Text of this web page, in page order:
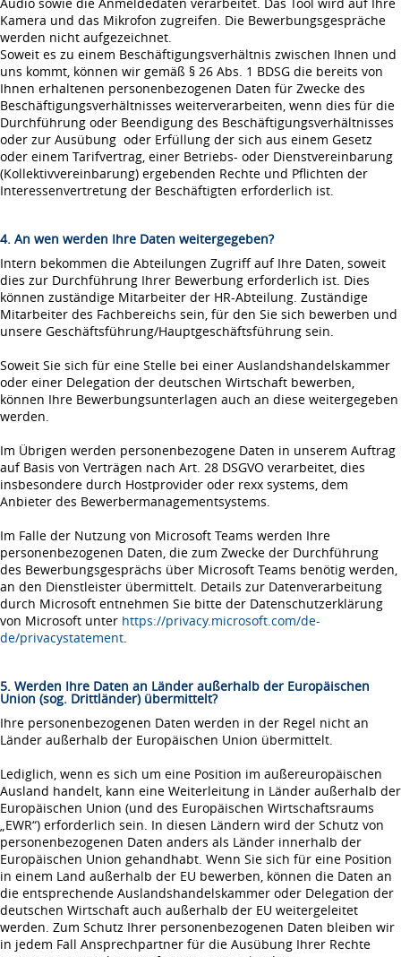
Kamera und das Mikrofon zugreifen. Die Bewerbungsgespräche
werden nicht aufgezeichnet.
Soweit es zu einem Beschäftigungsverhältnis zwischen Ihnen und
uns kommt, können wir gemäß § 26 Abs. 1 BDSG die bereits von
Ihnen erhaltenen personenbezogenen Daten für Zwecke des
Beschäftigungsverhältnisses weiterverarbeiten, wenn dies für die
Durchführung oder Beendigung des Beschäftigungsverhältnisses
oder zur Ausübung oder Erfüllung der sich aus einem Gesetz
oder einem Tarifvertrag, einer Betriebs- oder Dienstvereinbarung
(Kollektivvereinbarung) ergebenden Rechte und Pflichten der
Interessenvertretung der Beschäftigten erforderlich ist.
4. An wen werden Ihre Daten weitergegeben?
Intern bekommen die Abteilungen Zugriff auf Ihre Daten, soweit
dies zur Durchführung Ihrer Bewerbung erforderlich ist. Dies
können zuständige Mitarbeiter der HR-Abteilung. Zuständige
Mitarbeiter des Fachbereichs sein, für den Sie sich bewerben und
unsere Geschäftsführung/Hauptgeschäftsführung sein.
Soweit Sie sich für eine Stelle bei einer Auslandshandelskammer
oder einer Delegation der deutschen Wirtschaft bewerben,
können Ihre Bewerbungsunterlagen auch an diese weitergegeben
werden.
Im Übrigen werden personenbezogene Daten in unserem Auftrag
auf Basis von Verträgen nach Art. 28 DSGVO verarbeitet, dies
insbesondere durch Hostprovider oder rexx systems, dem
Anbieter des Bewerbermanagementsystems.
Im Falle der Nutzung von Microsoft Teams werden Ihre
personenbezogenen Daten, die zum Zwecke der Durchführung
des Bewerbungsgesprächs über Microsoft Teams benötig werden,
an den Dienstleister übermittelt. Details zur Datenverarbeitung
durch Microsoft entnehmen Sie bitte der Datenschutzerklärung
von Microsoft unter https://privacy.microsoft.com/de-
de/privacystatement.
5. Werden Ihre Daten an Länder außerhalb der Europäischen
Union (sog. Drittländer) übermittelt?
Ihre personenbezogenen Daten werden in der Regel nicht an
Länder außerhalb der Europäischen Union übermittelt.
Lediglich, wenn es sich um eine Position im außereuropäischen
Ausland handelt, kann eine Weiterleitung in Länder außerhalb der
Europäischen Union (und des Europäischen Wirtschaftsraums
„EWR“) erforderlich sein. In diesen Ländern wird der Schutz von
personenbezogenen Daten anders als Länder innerhalb der
Europäischen Union gehandhabt. Wenn Sie sich für eine Position
in einem Land außerhalb der EU bewerben, können die Daten an
die entsprechende Auslandshandelskammer oder Delegation der
deutschen Wirtschaft auch außerhalb der EU weitergeleitet
werden. Zum Schutz Ihrer personenbezogenen Daten bleiben wir
in jedem Fall Ansprechpartner für die Ausübung Ihrer Rechte